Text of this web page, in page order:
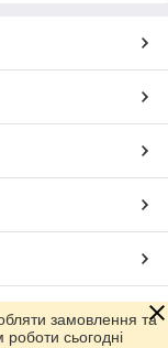
замовлення та
роботи сьогодні